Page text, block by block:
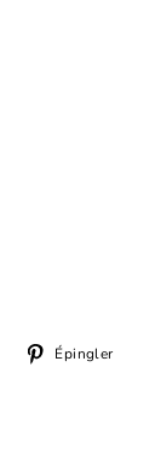
TweeterÉpingler